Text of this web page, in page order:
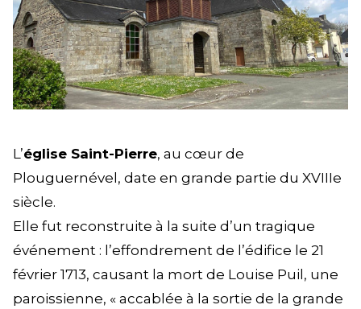
L’église Saint-Pierre, au cœur de
Plouguernével, date en grande partie du XVIIIe
siècle.
Elle fut reconstruite à la suite d’un tragique
événement : l’effondrement de l’édifice le 21
février 1713, causant la mort de Louise Puil, une
paroissienne, « accablée à la sortie de la grande